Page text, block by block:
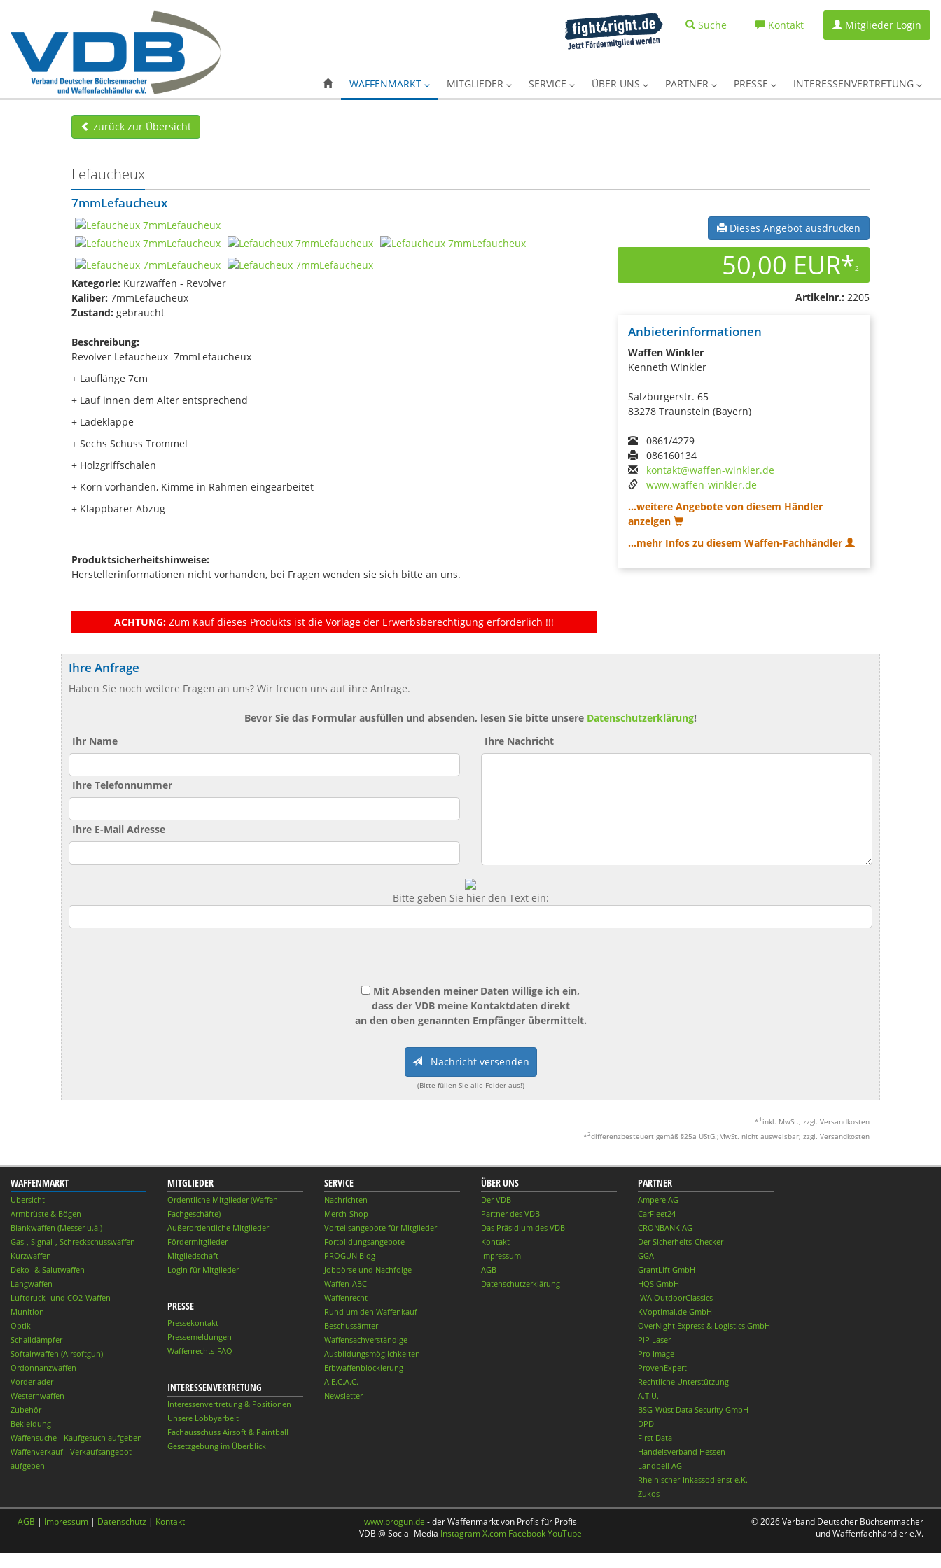
Suche Kontakt Mitglieder Login
WAFFENMARKT MITGLIEDER SERVICE ÜBER UNS PARTNER PRESSE INTERESSENVERTRETUNG
zurück zur Übersicht
Lefaucheux
7mmLefaucheux
Kategorie: Kurzwaffen - Revolver
Kaliber: 7mmLefaucheux
Zustand: gebraucht
Beschreibung:
Revolver Lefaucheux 7mmLefaucheux
+ Lauflänge 7cm
+ Lauf innen dem Alter entsprechend
+ Ladeklappe
+ Sechs Schuss Trommel
+ Holzgriffschalen
+ Korn vorhanden, Kimme in Rahmen eingearbeitet
+ Klappbarer Abzug
Produktsicherheitshinweise:
Herstellerinformationen nicht vorhanden, bei Fragen wenden sie sich bitte an uns.
ACHTUNG: Zum Kauf dieses Produkts ist die Vorlage der Erwerbsberechtigung erforderlich !!!
Dieses Angebot ausdrucken
50,00 EUR*2
Artikelnr.: 2205
Anbieterinformationen
Waffen Winkler
Kenneth Winkler
Salzburgerstr. 65
83278 Traunstein (Bayern)
0861/4279
086160134
kontakt@waffen-winkler.de
www.waffen-winkler.de
...weitere Angebote von diesem Händler
anzeigen
...mehr Infos zu diesem Waffen-Fachhändler
Ihre Anfrage
Haben Sie noch weitere Fragen an uns? Wir freuen uns auf ihre Anfrage.
Bevor Sie das Formular ausfüllen und absenden, lesen Sie bitte unsere Datenschutzerklärung!
Ihr Name
Ihre Telefonnummer
Ihre E-Mail Adresse
Ihre Nachricht
Bitte geben Sie hier den Text ein:
Mit Absenden meiner Daten willige ich ein,
dass der VDB meine Kontaktdaten direkt
an den oben genannten Empfänger übermittelt.
Nachricht versenden
(Bitte füllen Sie alle Felder aus!)
* 1 inkl. MwSt.; zzgl. Versandkosten
*2differenzbesteuert gemäß §25a UStG.;MwSt. nicht ausweisbar; zzgl. Versandkosten
WAFFENMARKT
Übersicht
Armbrüste & Bögen
Blankwaffen (Messer u.ä.)
Gas-, Signal-, Schreckschusswaffen
Kurzwaffen
Deko- & Salutwaffen
Langwaffen
Luftdruck- und CO2-Waffen
Munition
Optik
Schalldämpfer
Softairwaffen (Airsoftgun)
Ordonnanzwaffen
Vorderlader
Westernwaffen
Zubehör
Bekleidung
Waffensuche - Kaufgesuch aufgeben
Waffenverkauf - Verkaufsangebot
aufgeben
MITGLIEDER
Ordentliche Mitglieder (Waffen-
Fachgeschäfte)
Außerordentliche Mitglieder
Fördermitglieder
Mitgliedschaft
Login für Mitglieder
PRESSE
Pressekontakt
Pressemeldungen
Waffenrechts-FAQ
INTERESSENVERTRETUNG
Interessenvertretung & Positionen
Unsere Lobbyarbeit
Fachausschuss Airsoft & Paintball
Gesetzgebung im Überblick
SERVICE
Nachrichten
Merch-Shop
Vorteilsangebote für Mitglieder
Fortbildungsangebote
PROGUN Blog
Jobbörse und Nachfolge
Waffen-ABC
Waffenrecht
Rund um den Waffenkauf
Beschussämter
Waffensachverständige
Ausbildungsmöglichkeiten
Erbwaffenblockierung
A.E.C.A.C.
Newsletter
ÜBER UNS
Der VDB
Partner des VDB
Das Präsidium des VDB
Kontakt
Impressum
AGB
Datenschutzerklärung
PARTNER
Ampere AG
CarFleet24
CRONBANK AG
Der Sicherheits-Checker
GGA
GrantLift GmbH
HQS GmbH
IWA OutdoorClassics
KVoptimal.de GmbH
OverNight Express & Logistics GmbH
PiP Laser
Pro Image
ProvenExpert
Rechtliche Unterstützung
A.T.U.
BSG-Wüst Data Security GmbH
DPD
First Data
Handelsverband Hessen
Landbell AG
Rheinischer-Inkassodienst e.K.
Zukos
AGB | Impressum | Datenschutz | Kontakt www.progun.de - der Waffenmarkt von Profis für Profis
VDB @ Social-Media InstagramX.com FacebookYouTube
© 2026 Verband Deutscher Büchsenmacher
und Waffenfachhändler e.V.